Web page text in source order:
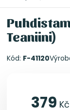
Teaniini)
Kód: F-41120
379 Kč